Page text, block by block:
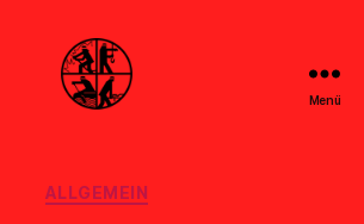
Menü
Kategorien
ALLGEMEIN